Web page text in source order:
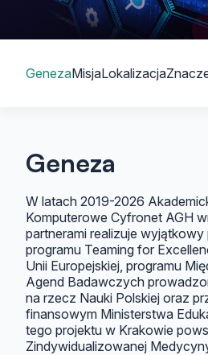
GenezaMisjaLokalizacja
Geneza
W latach 2019-2026
Komputerowe Cyfronet AGH
partnerami realizuje
programu Teaming for
Unii Europejskiej, programu
Agend Badawczych
na rzecz Nauki Polskiej oraz
finansowym Ministerstwa
tego projektu w Krakowie
Zindywidualizowanej